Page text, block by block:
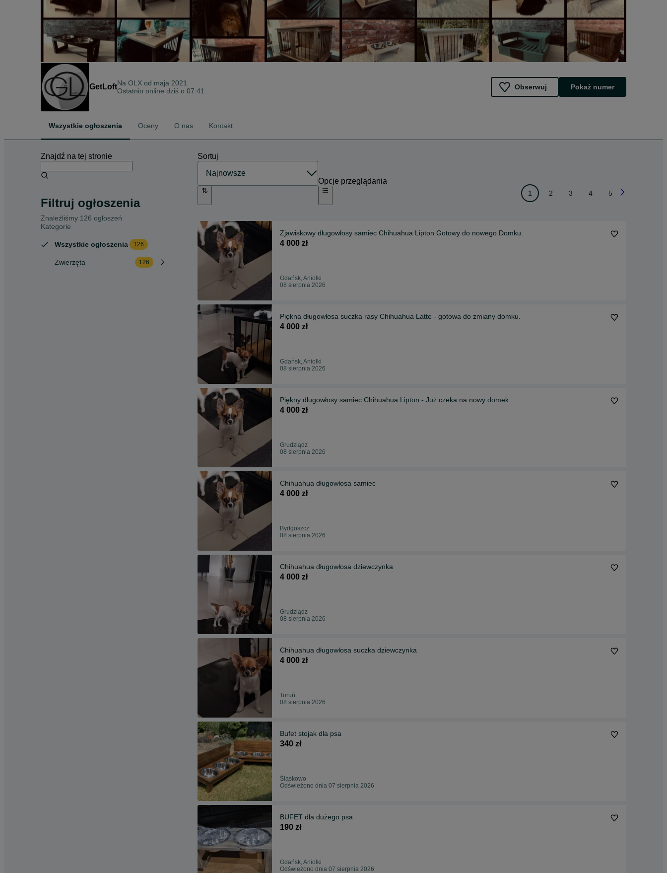
GetLoftNa OLX od maja 2021
Ostatnio online dziś o 07:41
Obserwuj Pokaż numer
Wszystkie ogłoszenia Oceny O nas Kontakt
Znajdź na tej stronie
Filtruj ogłoszenia
Znaleźliśmy 126 ogłoszeń
Kategorie
Wszystkie ogłoszenia 126
Zwierzęta 126
Sortuj
Opcje przeglądania
1 2 3 4 5
Zjawiskowy długowłosy samiec Chihuahua Lipton Gotowy do nowego Domku.
4 000 zł
Gdańsk, Aniołki
08 sierpnia 2026
Piękna długowłosa suczka rasy Chihuahua Latte - gotowa do zmiany domku.
4 000 zł
Gdańsk, Aniołki
08 sierpnia 2026
Piękny długowłosy samiec Chihuahua Lipton - Już czeka na nowy domek.
4 000 zł
Grudziądz
08 sierpnia 2026
Chihuahua długowłosa samiec
4 000 zł
Bydgoszcz
08 sierpnia 2026
Chihuahua długowłosa dziewczynka
4 000 zł
Grudziądz
08 sierpnia 2026
Chihuahua długowłosa suczka dziewczynka
4 000 zł
Toruń
08 sierpnia 2026
Bufet stojak dla psa
340 zł
Śląskowo
Odświeżono dnia 07 sierpnia 2026
BUFET dla dużego psa
190 zł
Gdańsk, Aniołki
Odświeżono dnia 07 sierpnia 2026